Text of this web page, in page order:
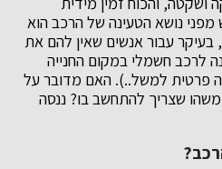
נושא הטעינה של הרכב הוא
עבור אנשים שאין להם את
לרכב חשמלי במקום החנייה
פרטית למשל..). האם מדובר על
שצריך להתחשב בו? ננסה